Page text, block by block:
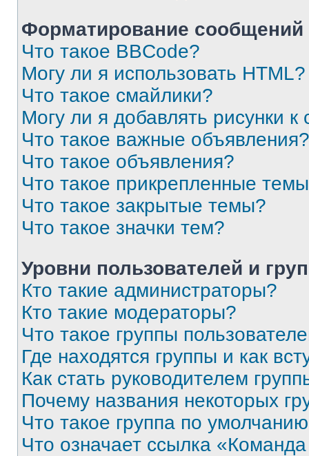
Форматирование
Что такое BBCode?
Могу ли я использовать HTML?
Что такое смайлики?
Могу ли я добавлять рисунки
Что такое важные объявления?
Что такое объявления?
Что такое прикрепленные
Что такое закрытые темы?
Что такое значки тем?
Уровни пользователей и
Кто такие администраторы?
Кто такие модераторы?
Что такое группы
Где находятся группы и как
Как стать руководителем
Почему названия некоторых
Что такое группа по
Что означает ссылка